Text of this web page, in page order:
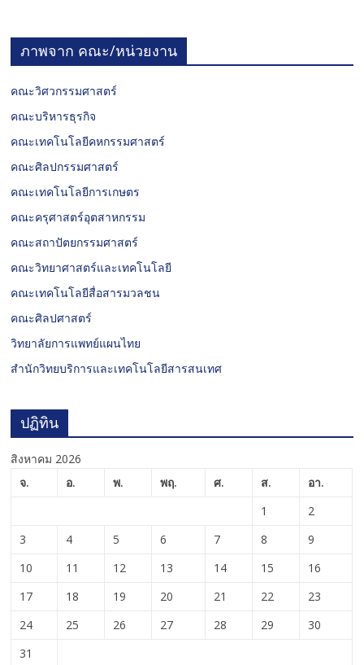
ภาพจาก คณะ/หน่วยงาน
คณะวิศวกรรมศาสตร์
คณะบริหารธุรกิจ
คณะเทคโนโลยีคหกรรมศาสตร์
คณะศิลปกรรมศาสตร์
คณะเทคโนโลยีการเกษตร
คณะครุศาสตร์อุตสาหกรรม
คณะสถาปัตยกรรมศาสตร์
คณะวิทยาศาสตร์และเทคโนโลยี
คณะเทคโนโลยีสื่อสารมวลชน
คณะศิลปศาสตร์
วิทยาลัยการแพทย์แผนไทย
สำนักวิทยบริการและเทคโนโลยีสารสนเทศ
ปฏิทิน
สิงหาคม 2026
จ.
อ. พ. พฤ. ศ. ส. อา.
1
2
3
4 5 6 7 8
9
10
11 12 13 14 15
16
17
18 19 20 21 22
23
24
25 26 27 28 29
30
31